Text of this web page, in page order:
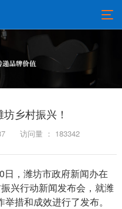
乡村振兴！
访问量 ： 183342
，潍坊市政府新闻办在
兴行动新闻发布会，就潍
措和成效进行了发布。